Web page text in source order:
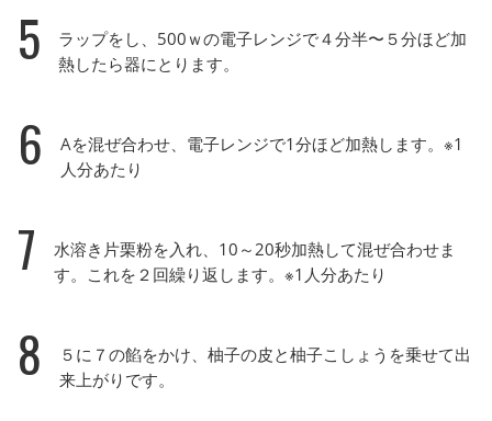
5
ラップをし、500ｗの電子レンジで４分半〜５分ほど加
熱したら器にとります。
6
Aを混ぜ合わせ、電子レンジで1分ほど加熱します。※1
人分あたり
7
水溶き片栗粉を入れ、10～20秒加熱して混ぜ合わせま
す。これを２回繰り返します。※1人分あたり
8
５に７の餡をかけ、柚子の皮と柚子こしょうを乗せて出
来上がりです。